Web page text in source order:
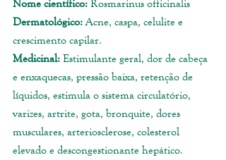
Nome científico: Rosmarinus officinalis
Dermatológico: Acne, caspa, celulite e
crescimento capilar.
Medicinal: Estimulante geral, dor de cabeça
e enxaquecas, pressão baixa, retenção de
líquidos, estimula o sistema circulatório,
varizes, artrite, gota, bronquite, dores
musculares, arteriosclerose, colesterol
elevado e descongestionante hepático.